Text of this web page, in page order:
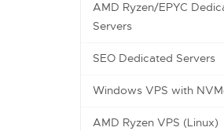
AMD Ryzen/EPYC
Servers
SEO Dedicated Servers
Windows VPS with
AMD Ryzen VPS (Linux)